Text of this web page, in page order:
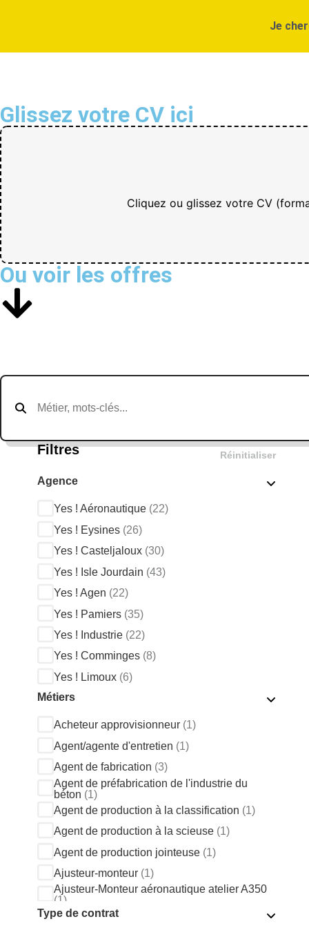
Je
Glissez votre CV ici
Cliquez ou glissez votre CV
Ou voir les offres​
Filtres Réinitialiser
Agence
Yes ! Aéronautique (22)
Yes ! Eysines (26)
Yes ! Casteljaloux (30)
Yes ! Isle Jourdain (43)
Yes ! Agen (22)
Yes ! Pamiers (35)
Yes ! Industrie (22)
Yes ! Comminges (8)
Yes ! Limoux (6)
Yes ! Condom
Yes ! Bâtiment
(13)
Yes ! Bordeaux Centre
(14)
Métiers
Acheteur approvisionneur (1)
Agent/agente d'entretien (1)
Agent de fabrication (3)
Agent de préfabrication de l'industrie du
béton (1)
Agent de production à la classification (1)
Agent de production à la scieuse (1)
Agent de production jointeuse (1)
Ajusteur-monteur (1)
Ajusteur-Monteur aéronautique atelier A350
(1)
AJUSTEUR ASSEMBLEUR GRAND
Type de contrat